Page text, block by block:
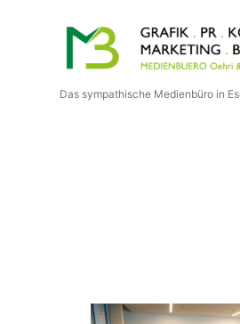
Oehri
Das sympathische Medienbüro in